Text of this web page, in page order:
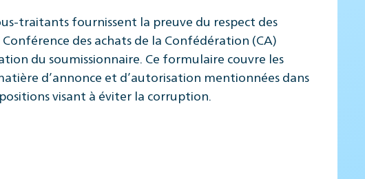
traitants fournissent la preuve du respect des
des achats de la Confédération (CA)
du soumissionnaire. Ce formulaire couvre les
d’annonce et d’autorisation mentionnées dans
visant à éviter la corruption.